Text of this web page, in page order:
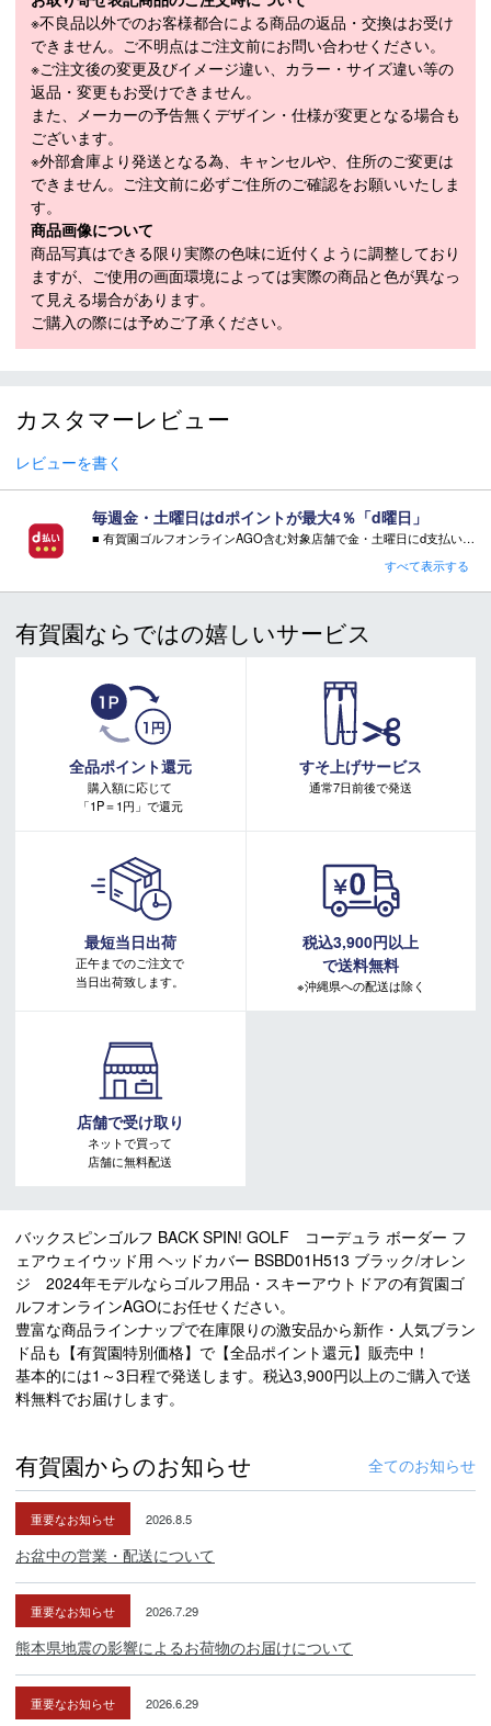
サイズ
フェアウェイウッド用
備考
ダイヤル式番手（3、4、5、7、X）
商品在庫につきまして
在庫管理システム連動により、当店が運営する複数ショッピ
ングサイトと共有の設定になっております。
数分間隔での在庫情報更新になりますのでご注文のタイミン
グによりましては、設定に誤差が生じる場合があります。
その際にはご案内をさせて頂きますので予めご了承願いま
す。
※不良品以外でのお客様都合による商品の返品・交換はお受け
できません。ご不明点はご注文前にお問い合わせください。
※ご注文後の変更及びイメージ違い、カラー・サイズ違い等の
返品・変更もお受けできません。
また、メーカーの予告無くデザイン・仕様が変更となる場合も
ございます。
※外部倉庫より発送となる為、キャンセルや、住所のご変更は
できません。ご注文前に必ずご住所のご確認をお願いいたしま
す。
商品画像について
商品写真はできる限り実際の色味に近付くように調整しており
ますが、ご使用の画面環境によっては実際の商品と色が異なっ
て見える場合があります。
ご購入の際には予めご了承ください。
カスタマーレビュー
レビューを書く
毎週金・土曜日はdポイントが最大4％「d曜日」
■ 有賀園ゴルフオンラインAGO含む対象店舗で金・土曜日にd支払いをすると
■ キャンペーン期間：毎週 金・土曜日 AM 0:00 - PM 23:59
注意事項：
・有賀園ポイントの獲得には別途ログイン/新規登録が必要です。
・本特典は予告なく変更・中止させて頂く場合があります。
・本キャンペーンの特典を受ける場合、ドコモ専用ページでエントリーが必要です。
詳しくはこちらをご確認ください。
キャンペーンページ
すべて表示する
有賀園ならではの嬉しいサービス
全品ポイント還元
購入額に応じて
「1P＝1円」で還元
すそ上げサービス
通常7日前後で発送
最短当日出荷
正午までのご注文で
当日出荷致します。
税込3,900円以上
で送料無料
※沖縄県への配送は除く
店舗で受け取り
ネットで買って
店舗に無料配送
バックスピンゴルフ BACK SPIN! GOLF コーデュラ ボーダー フ
ェアウェイウッド用 ヘッドカバー BSBD01H513 ブラック/オレン
ジ 2024年モデルならゴルフ用品・スキーアウトドアの有賀園ゴ
ルフオンラインAGOにお任せください。
豊富な商品ラインナップで在庫限りの激安品から新作・人気ブラン
ド品も【有賀園特別価格】で【全品ポイント還元】販売中！
基本的には1～3日程で発送します。税込3,900円以上のご購入で送
料無料でお届けします。
有賀園からのお知らせ 全てのお知らせ
重要なお知らせ 2026.8.5
お盆中の営業・配送について
重要なお知らせ 2026.7.29
熊本県地震の影響によるお荷物のお届けについて
重要なお知らせ 2026.6.29